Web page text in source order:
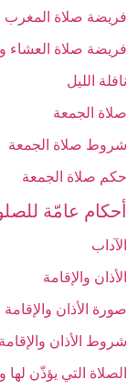
فريضة صلاة المغرب
فريضة صلاة العشاء
نافلة الليل
صلاة الجمعة
شروط صلاة الجمعة
حكم صلاة الجمعة
أحكام عامّة
الآداب‏
الأذان والإقامة
صورة الأذان والإقامة
شروط الأذان والإقامة
الصلاة التي يؤذّن لها